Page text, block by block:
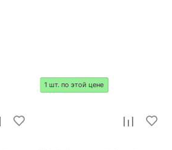
1 шт. по этой цене